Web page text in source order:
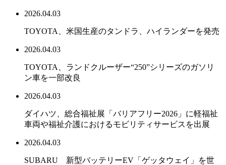
2026.04.03
TOYOTA、米国生産のタンドラ、ハイランダーを発売
2026.04.03
TOYOTA、ランドクルーザー“250”シリーズのガソリ
ン車を一部改良
2026.04.03
ダイハツ、総合福祉展「バリアフリー2026」に軽福祉
車両や福祉介護におけるモビリティサービスを出展
2026.04.03
SUBARU 新型バッテリーEV「ゲッタウェイ」を世